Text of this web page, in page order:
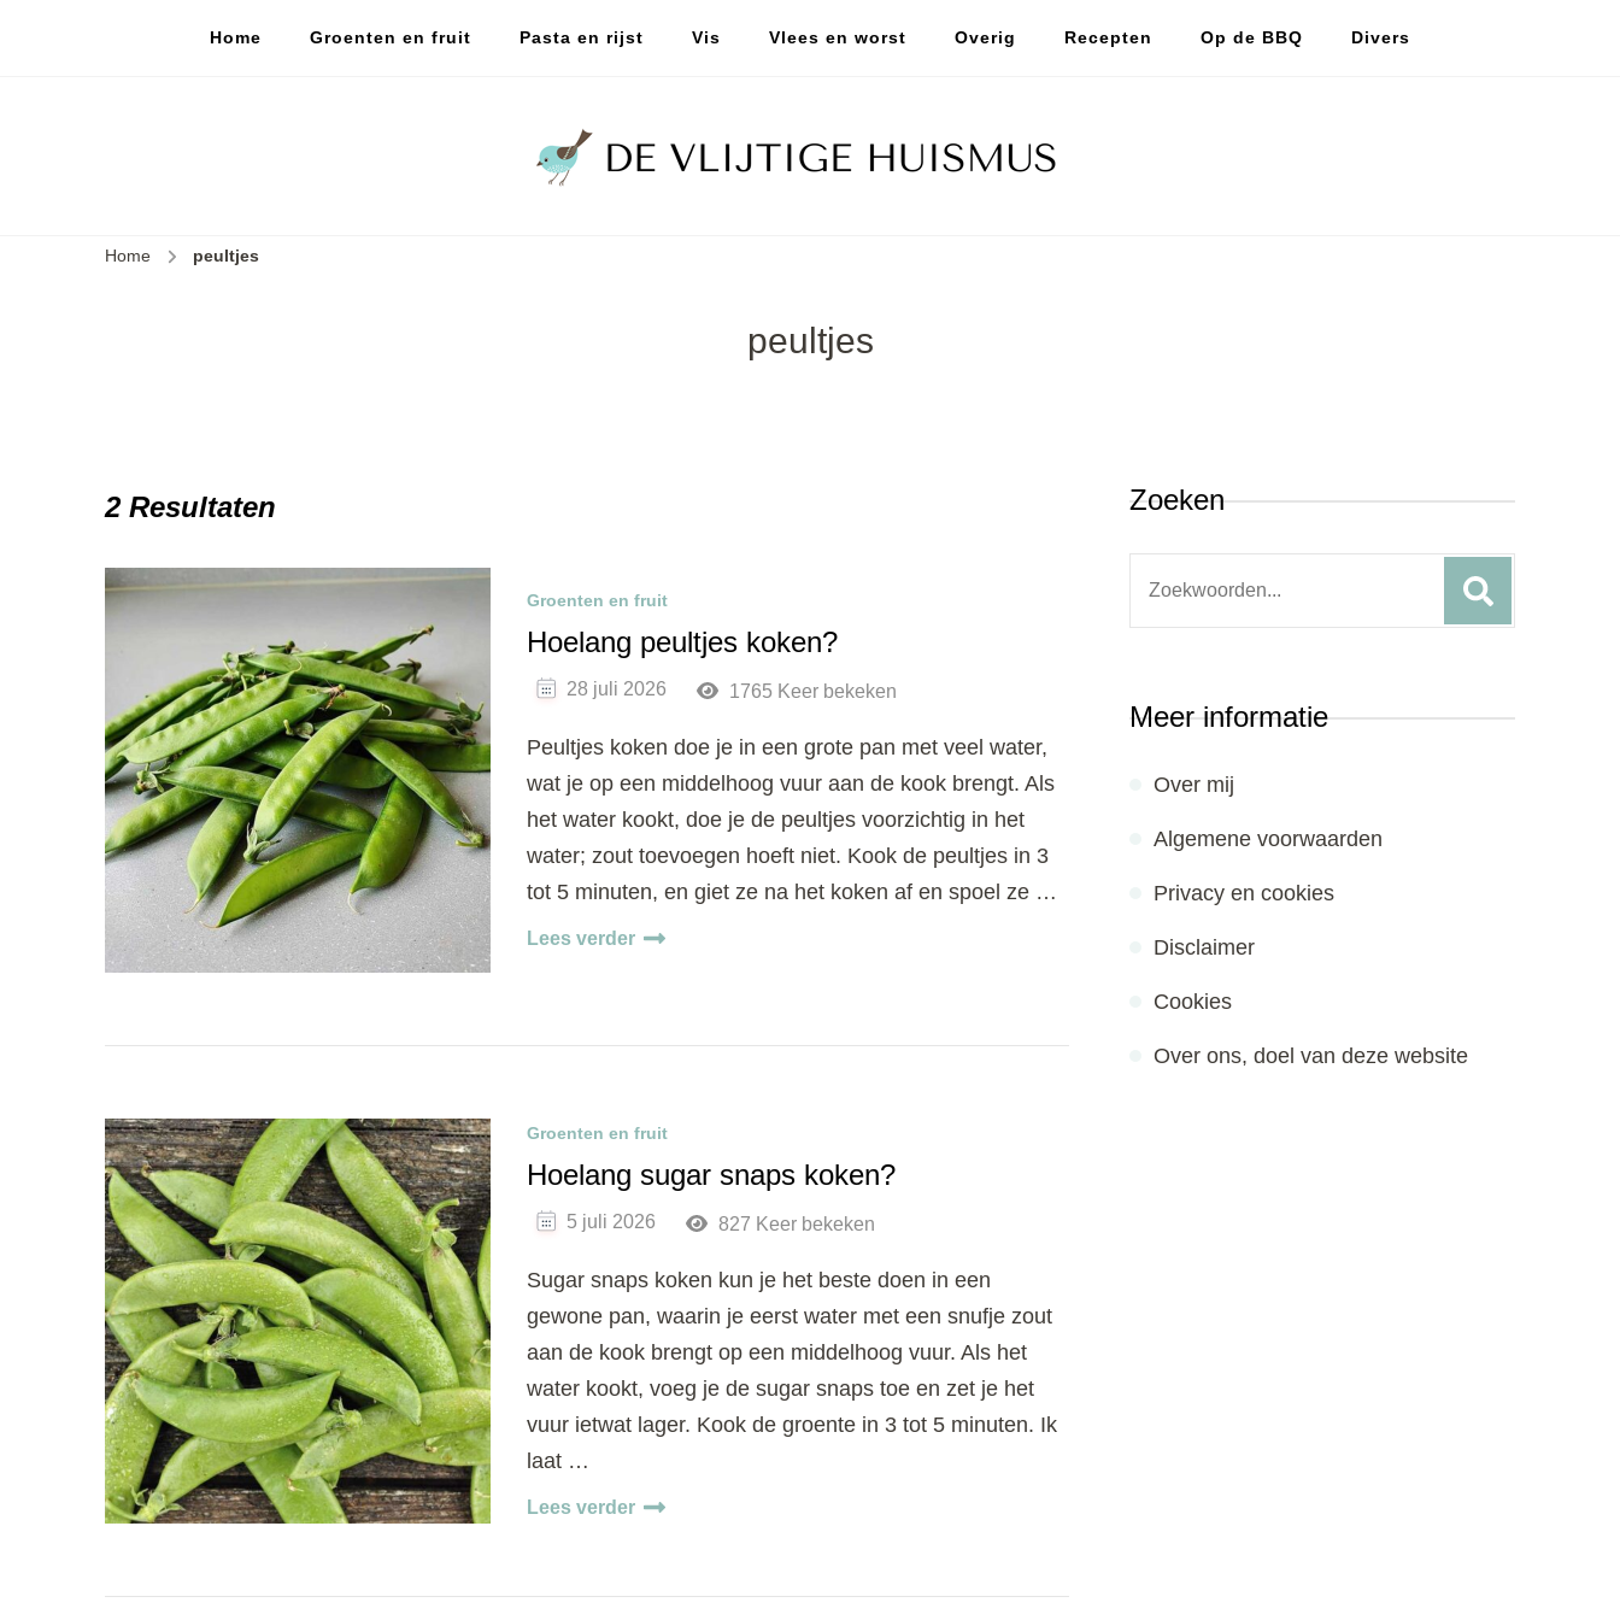
Home Groenten en fruit Pasta en rijst Vis Vlees en worst Overig Recepten Op de BBQ Divers
Home peultjes
peultjes
2 Resultaten
Groenten en fruit
Hoelang peultjes koken?
28 juli 2026 1765 Keer bekeken
Peultjes koken doe je in een grote pan met veel water,
wat je op een middelhoog vuur aan de kook brengt. Als
het water kookt, doe je de peultjes voorzichtig in het
water; zout toevoegen hoeft niet. Kook de peultjes in 3
tot 5 minuten, en giet ze na het koken af en spoel ze …
Lees verder
Groenten en fruit
Hoelang sugar snaps koken?
5 juli 2026 827 Keer bekeken
Sugar snaps koken kun je het beste doen in een
gewone pan, waarin je eerst water met een snufje zout
aan de kook brengt op een middelhoog vuur. Als het
water kookt, voeg je de sugar snaps toe en zet je het
vuur ietwat lager. Kook de groente in 3 tot 5 minuten. Ik
laat …
Lees verder
Zoeken
Meer informatie
Over mij
Algemene voorwaarden
Privacy en cookies
Disclaimer
Cookies
Over ons, doel van deze website